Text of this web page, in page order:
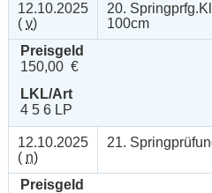
12.10.2025
( v)
20.
100cm
Preisgeld
150,00 €
LKL/Art
4 5 6 LP
12.10.2025
( n)
21.
Preisgeld